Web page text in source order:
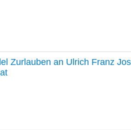
Zurlauben an Ulrich Franz